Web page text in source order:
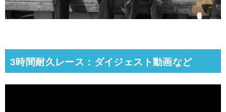
3時間耐久レース：ダイジェスト動画など